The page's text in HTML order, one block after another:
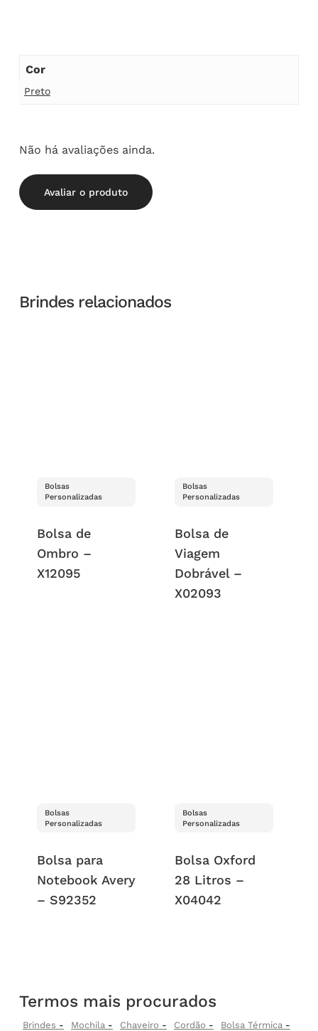
Cor
Preto
Não há avaliações ainda.
Avaliar o produto
Brindes relacionados
Bolsas
Personalizadas
Bolsa de
Ombro –
X12095
Bolsas
Personalizadas
Bolsa de
Viagem
Dobrável –
X02093
Bolsas
Personalizadas
Bolsa para
Notebook Avery
– S92352
Bolsas
Personalizadas
Bolsa Oxford
28 Litros –
X04042
Termos mais procurados
Brindes Mochila Chaveiro Cordão
Bolsa Térmica